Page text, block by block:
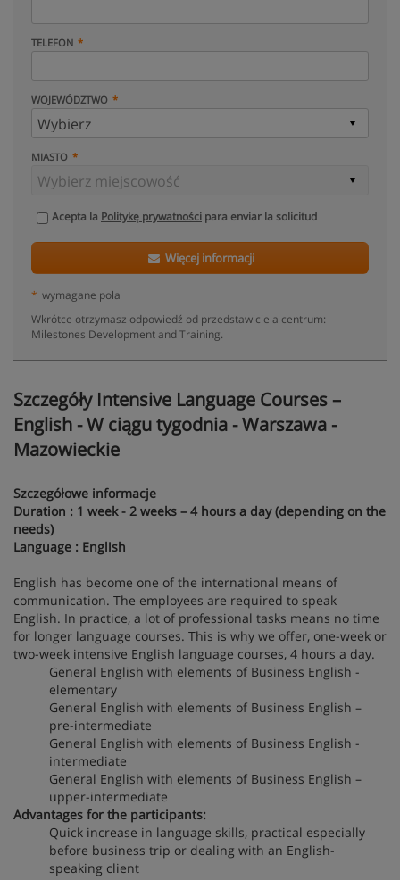
TELEFON
WOJEWÓDZTWO
MIASTO
Acepta la Politykę prywatności para enviar la solicitud
Więcej informacji
* wymagane pola
Wkrótce otrzymasz odpowiedź od przedstawiciela centrum:
Milestones Development and Training.
Szczegóły Intensive Language Courses –
English - W ciągu tygodnia - Warszawa -
Mazowieckie
Szczegółowe informacje
Duration : 1 week - 2 weeks – 4 hours a day (depending on the
needs)
Language : English
English has become one of the international means of
communication. The employees are required to speak
English. In practice, a lot of professional tasks means no time
for longer language courses. This is why we offer, one-week or
two-week intensive English language courses, 4 hours a day.
General English with elements of Business English -
elementary
General English with elements of Business English –
pre-intermediate
General English with elements of Business English -
intermediate
General English with elements of Business English –
upper-intermediate
Advantages for the participants:
Quick increase in language skills, practical especially
before business trip or dealing with an English-
speaking client